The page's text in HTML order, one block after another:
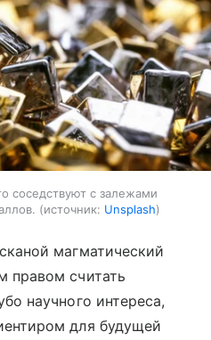
соседствуют с залежами
источник: Unsplash
магматический
правом считать
научного интереса,
для будущей